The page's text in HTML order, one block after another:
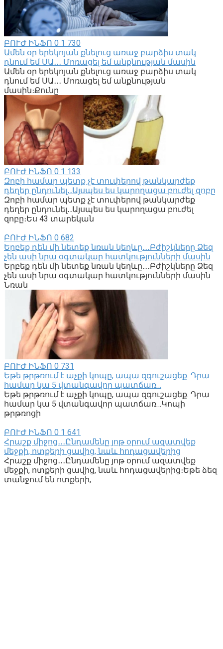
ԲՈՒԺ ԻՆՖՈ 0 1 730
Ամեն օր երեկոյան քնելուց առաջ բարձիս տակ
դնում եմ ՍԱ․․․ Մոռացել եմ անքնության մասին
Ամեն օր երեկոյան քնելուց առաջ բարձիս տակ
դնում եմ ՍԱ․․․ Մոռացել եմ անքնության
մասին։Քունը
ԲՈՒԺ ԻՆՖՈ 0 1 133
Զոբի համար պետք չէ տուփերով թանկարժեք
դեղեր ընդունել․․Այսպես ես կարողացա բուժել զոբը
Զոբի համար պետք չէ տուփերով թանկարժեք
դեղեր ընդունել․․Այսպես ես կարողացա բուժել
զոբը։Ես 43 տարեկան
ԲՈՒԺ ԻՆՖՈ 0 682
Երբեք դեն մի նետեք նռան կեղևը․․․Բժիշկները Ձեզ
չեն ասի նրա օգտակար հատկությունների մասին
Երբեք դեն մի նետեք նռան կեղևը․․․Բժիշկները Ձեզ
չեն ասի նրա օգտակար հատկությունների մասին
Նռան
ԲՈՒԺ ԻՆՖՈ 0 731
Եթե թրթռում է աչքի կոպը, ապա զգուշացեք. Դրա
համար կա 5 վտանգավոր պատճառ…
Եթե թրթռում է աչքի կոպը, ապա զգուշացեք. Դրա
համար կա 5 վտանգավոր պատճառ…Կոպի
թրթռոցի
ԲՈՒԺ ԻՆՖՈ 0 1 641
Հրաշք միջոց․․․Ընդամենը յոթ օրում ազատվեք
մեջքի, ոտքերի ցավից, նաև հոդացավերից
Հրաշք միջոց․․․Ընդամենը յոթ օրում ազատվեք
մեջքի, ոտքերի ցավից, նաև հոդացավերից։Եթե ձեզ
տանջում են ոտքերի,